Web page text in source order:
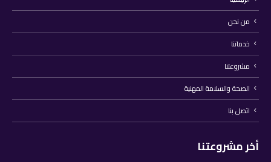
من نحن
خدماتنا
مشروعتنا
الصحة والسلامة المهنية
اتصل بنا
أخر مشروعتنا